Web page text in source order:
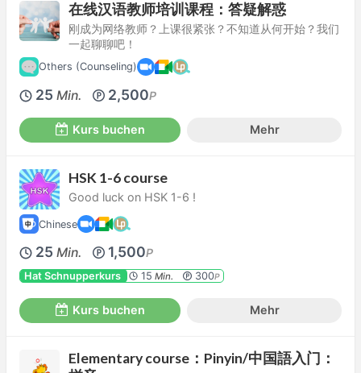
在线汉语教师培训课程：答疑解惑
刚成为网络教师？上课很紧张？不知道从何开始？我们
一起聊聊吧！
Others (Counseling)
25 Min. 2,500P
Kurs buchen Mehr
HSK 1-6 course
Good luck on HSK 1-6 !
Chinese
25 Min. 1,500P
Hat Schnupperkurs 15 Min. 300P
Kurs buchen Mehr
Elementary course：Pinyin/中国語入门：